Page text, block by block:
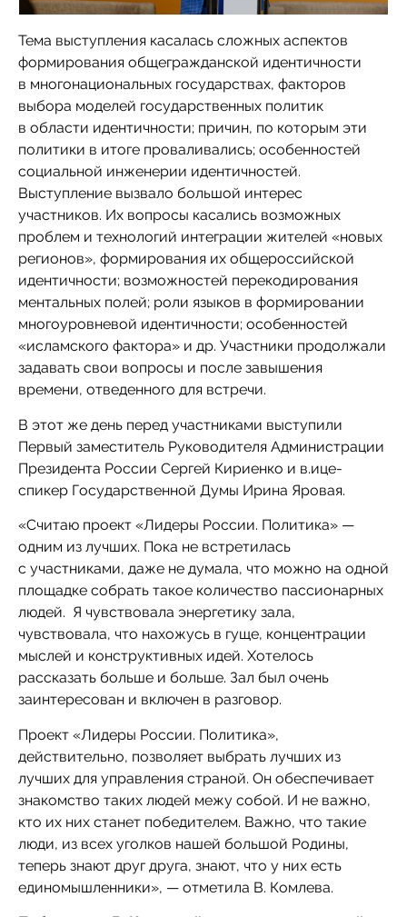
Тема выступления касалась сложных аспектов
формирования общегражданской идентичности
в многонациональных государствах, факторов
выбора моделей государственных политик
в области идентичности; причин, по которым эти
политики в итоге проваливались; особенностей
социальной инженерии идентичностей.
Выступление вызвало большой интерес
участников. Их вопросы касались возможных
проблем и технологий интеграции жителей «новых
регионов», формирования их общероссийской
идентичности; возможностей перекодирования
ментальных полей; роли языков в формировании
многоуровневой идентичности; особенностей
«исламского фактора» и др. Участники продолжали
задавать свои вопросы и после завышения
времени, отведенного для встречи.
В этот же день перед участниками выступили
Первый заместитель Руководителя Администрации
Президента России Сергей Кириенко и в.ице-
спикер Государственной Думы Ирина Яровая.
«Считаю проект «Лидеры России. Политика» —
одним из лучших. Пока не встретилась
с участниками, даже не думала, что можно на одной
площадке собрать такое количество пассионарных
людей. Я чувствовала энергетику зала,
чувствовала, что нахожусь в гуще, концентрации
мыслей и конструктивных идей. Хотелось
рассказать больше и больше. Зал был очень
заинтересован и включен в разговор.
Проект «Лидеры России. Политика»,
действительно, позволяет выбрать лучших из
лучших для управления страной. Он обеспечивает
знакомство таких людей межу собой. И не важно,
кто их них станет победителем. Важно, что такие
люди, из всех уголков нашей большой Родины,
теперь знают друг друга, знают, что у них есть
единомышленники», — отметила В. Комлева.